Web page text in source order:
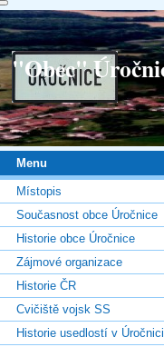
"Obec"
Menu
Místopis
Současnost obce Úročnice
Historie obce Úročnice
Zájmové organizace
Historie ČR
Cvičiště vojsk SS
Historie usedlostí v Úročnici